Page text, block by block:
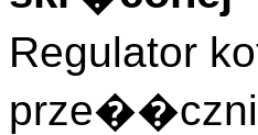
Regulator